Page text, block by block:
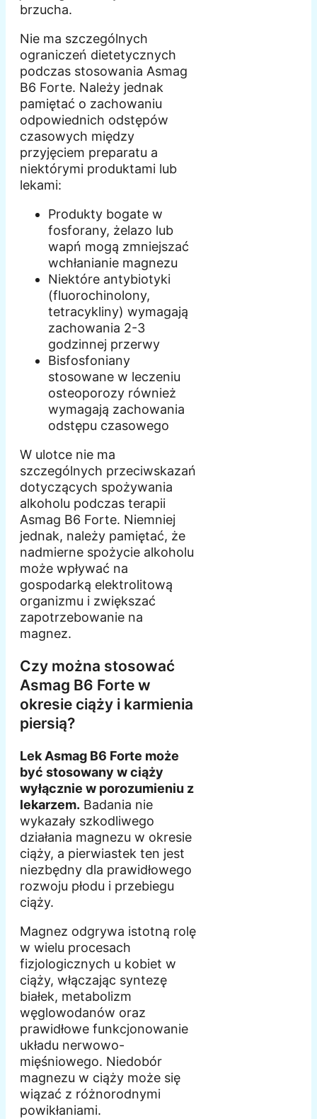
brzucha.
Nie ma szczególnych
ograniczeń dietetycznych
podczas stosowania Asmag
B6 Forte. Należy jednak
pamiętać o zachowaniu
odpowiednich odstępów
czasowych między
przyjęciem preparatu a
niektórymi produktami lub
lekami:
Produkty bogate w
fosforany, żelazo lub
wapń mogą zmniejszać
wchłanianie magnezu
Niektóre antybiotyki
(fluorochinolony,
tetracykliny) wymagają
zachowania 2-3
godzinnej przerwy
Bisfosfoniany
stosowane w leczeniu
osteoporozy również
wymagają zachowania
odstępu czasowego
W ulotce nie ma
szczególnych przeciwskazań
dotyczących spożywania
alkoholu podczas terapii
Asmag B6 Forte. Niemniej
jednak, należy pamiętać, że
nadmierne spożycie alkoholu
może wpływać na
gospodarką elektrolitową
organizmu i zwiększać
zapotrzebowanie na
magnez.
Czy można stosować
Asmag B6 Forte w
okresie ciąży i karmienia
piersią?
Lek Asmag B6 Forte może
być stosowany w ciąży
wyłącznie w porozumieniu z
lekarzem. Badania nie
wykazały szkodliwego
działania magnezu w okresie
ciąży, a pierwiastek ten jest
niezbędny dla prawidłowego
rozwoju płodu i przebiegu
ciąży.
Magnez odgrywa istotną rolę
w wielu procesach
fizjologicznych u kobiet w
ciąży, włączając syntezę
białek, metabolizm
węglowodanów oraz
prawidłowe funkcjonowanie
układu nerwowo-
mięśniowego. Niedobór
magnezu w ciąży może się
wiązać z różnorodnymi
powikłaniami.